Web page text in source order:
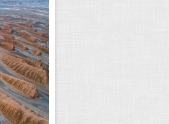
۲۲ همیشه
گوشی تلفن
لحظات